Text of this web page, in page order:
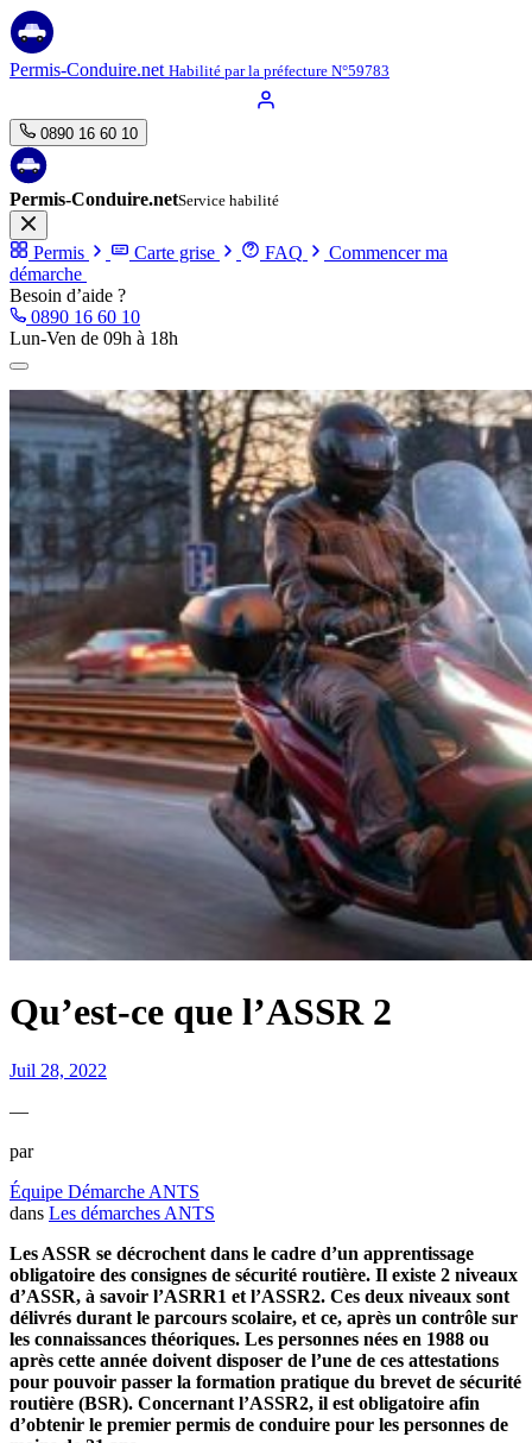
Aller
au
contenu
Permis-Conduire.net Habilité par la préfecture N°59783
0890 16 60 10
Permis-Conduire.netService habilité
Permis Carte grise FAQ
Commencer ma
démarche
Besoin d’aide ?
0890 16 60 10
Lun-Ven de 09h à 18h
Qu’est-ce que l’ASSR 2
Juil 28, 2022
—
par
Équipe Démarche ANTS
dans Les démarches ANTS
Les ASSR se décrochent dans le cadre d’un apprentissage
obligatoire des consignes de sécurité routière. Il existe 2 niveaux
d’ASSR, à savoir l’ASRR1 et l’ASSR2. Ces deux niveaux sont
délivrés durant le parcours scolaire, et ce, après un contrôle sur
les connaissances théoriques. Les personnes nées en 1988 ou
après cette année doivent disposer de l’une de ces attestations
pour pouvoir passer la formation pratique du brevet de sécurité
routière (BSR). Concernant l’ASSR2, il est obligatoire afin
d’obtenir le premier permis de conduire pour les personnes de